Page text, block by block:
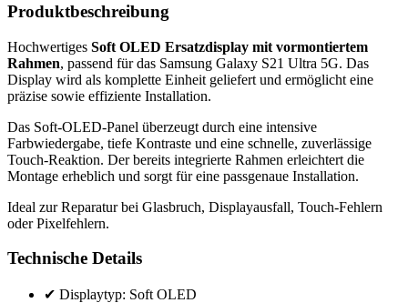
Produktbeschreibung
Hochwertiges Soft OLED Ersatzdisplay mit vormontiertem
Rahmen, passend für das Samsung Galaxy S21 Ultra 5G. Das
Display wird als komplette Einheit geliefert und ermöglicht eine
präzise sowie effiziente Installation.
Das Soft-OLED-Panel überzeugt durch eine intensive
Farbwiedergabe, tiefe Kontraste und eine schnelle, zuverlässige
Touch-Reaktion. Der bereits integrierte Rahmen erleichtert die
Montage erheblich und sorgt für eine passgenaue Installation.
Ideal zur Reparatur bei Glasbruch, Displayausfall, Touch-Fehlern
oder Pixelfehlern.
Technische Details
✔ Displaytyp: Soft OLED